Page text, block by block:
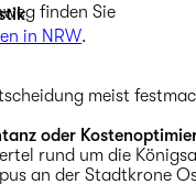
finden Sie
in NRW.
meist
oder
rund um die
an der Stadtkrone